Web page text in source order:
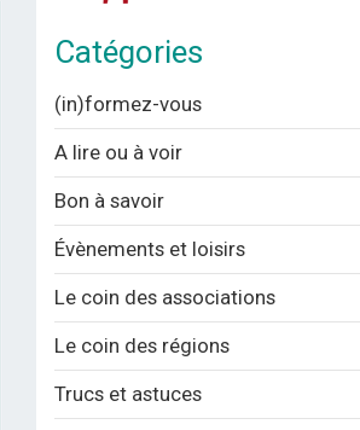
Catégories
(in)formez-vous
A lire ou à voir
Bon à savoir
Évènements et loisirs
Le coin des associations
Le coin des régions
Trucs et astuces